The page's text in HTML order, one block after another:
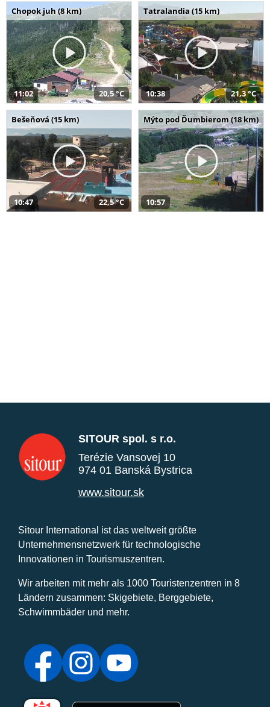
Chopok juh (8 km)
11:02 20,5 °C
Tatralandia (15 km)
10:38 21,3 °C
Bešeňová (15 km)
10:47 22,5 °C
Mýto pod Ďumbierom (18 km)
10:57
SITOUR spol. s r.o.
Terézie Vansovej 10
974 01 Banská Bystrica
www.sitour.sk
Sitour International ist das weltweit größte
Unternehmensnetzwerk für technologische
Innovationen in Tourismuszentren.
Wir arbeiten mit mehr als 1000 Touristenzentren in 8
Ländern zusammen: Skigebiete, Berggebiete,
Schwimmbäder und mehr.